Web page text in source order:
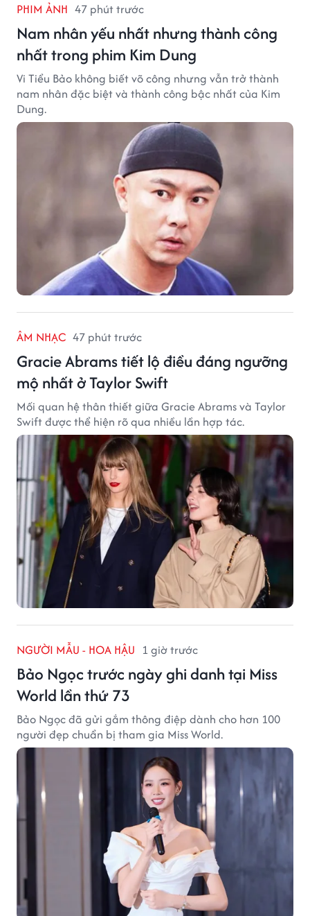
PHIM ẢNH 47 phút trước
Nam nhân yếu nhất nhưng thành công
nhất trong phim Kim Dung
Vi Tiểu Bảo không biết võ công nhưng vẫn trở thành
nam nhân đặc biệt và thành công bậc nhất của Kim
Dung.
ÂM NHẠC 47 phút trước
Gracie Abrams tiết lộ điều đáng ngưỡng
mộ nhất ở Taylor Swift
Mối quan hệ thân thiết giữa Gracie Abrams và Taylor
Swift được thể hiện rõ qua nhiều lần hợp tác.
NGƯỜI MẪU - HOA HẬU 1 giờ trước
Bảo Ngọc trước ngày ghi danh tại Miss
World lần thứ 73
Bảo Ngọc đã gửi gắm thông điệp dành cho hơn 100
người đẹp chuẩn bị tham gia Miss World.